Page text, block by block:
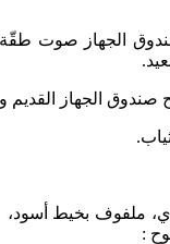
الجهاز صوت طقّة
صندوق الجهاز القديم
ملفوف بخيط أسود،
: